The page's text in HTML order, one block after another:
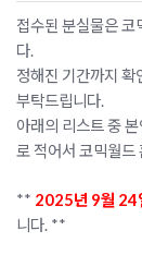
접수된 분실물은 코
다.
정해진 기간까지 확
부탁드립니다.
아래의 리스트 중
로 적어서 코믹월
** 2025년 9월 24
니다. **